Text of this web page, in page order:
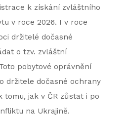
k získání zvláštního
v roce 2026. I v roce
držitelé dočasné
o tzv. zvláštní
pobytové oprávnění
držitele dočasné ochrany
tomu, jak v ČR zůstat i po
na Ukrajině.